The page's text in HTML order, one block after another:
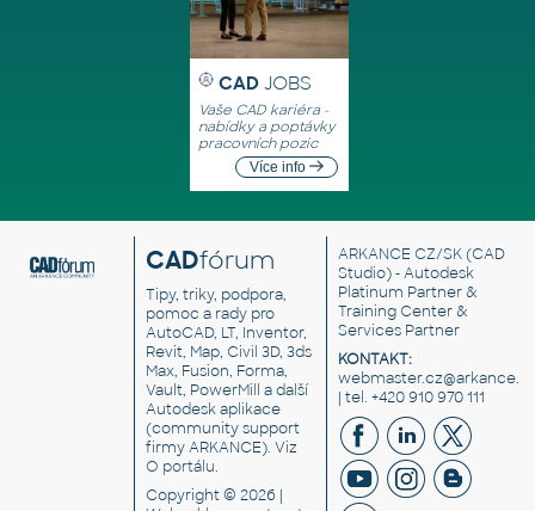
CAD JOBS
Vaše CAD kariéra -
nabídky a poptávky
pracovních pozic
Více info
CADfórum
Tipy, triky, podpora,
pomoc a rady pro
AutoCAD, LT, Inventor,
Revit, Map, Civil 3D, 3ds
Max, Fusion, Forma,
Vault, PowerMill a další
Autodesk aplikace
(community support
firmy ARKANCE). Viz
O portálu.
Copyright © 2026 |
ARKANCE CZ/SK(CAD
Studio) - Autodesk
Platinum Partner &
Training Center &
Services Partner
KONTAKT:
| tel. +420 910 970 111